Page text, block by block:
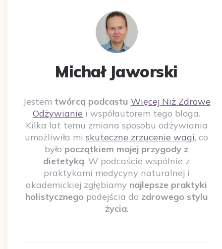
Michał Jaworski
Jestem twórcą podcastu Więcej Niż Zdrowe
Odżywianie i współautorem tego bloga.
Kilka lat temu zmiana sposobu odżywiania
umożliwiła mi skuteczne zrzucenie wagi, co
było początkiem mojej przygody z
dietetyką. W podcaście wspólnie z
praktykami medycyny naturalnej i
akademickiej zgłębiamy najlepsze praktyki
holistycznegopodejścia do zdrowego stylu
życia.